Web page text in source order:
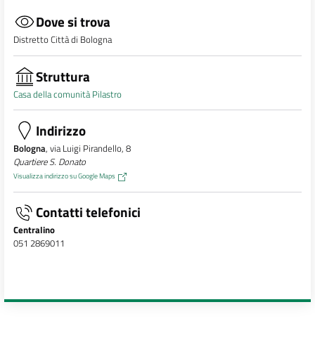
Dove si trova
Distretto Città di Bologna
Struttura
Casa della comunità Pilastro
Indirizzo
Bologna, via Luigi Pirandello, 8
Quartiere S. Donato
Visualizza indirizzo su Google Maps
Contatti telefonici
Centralino
051 2869011